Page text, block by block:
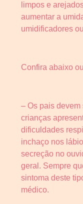
limpos e
aumentar a
umidificadores
Confira abaixo
– Os pais
crianças
dificuldades
inchaço nos
secreção no
geral. Sempre
sintoma deste
médico.